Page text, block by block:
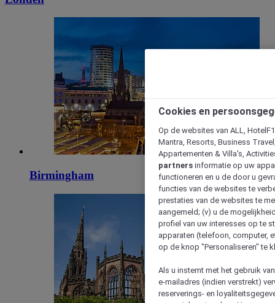
Birmingham
Cookies en
Op de websites van ALL,
Mantra, Resorts, Business
Appartementen & Villa's,
partners informatie op uw
functioneren en u de door u
functies van de websites te
prestaties van de websites te
aangemeld; (v) u de
profiel van uw interesses op te
apparaten (telefoon, computer,
op de knop "Personaliseren" te
Als u instemt met het gebruik
e-mailadres (indien verstrekt)
reserverings- en